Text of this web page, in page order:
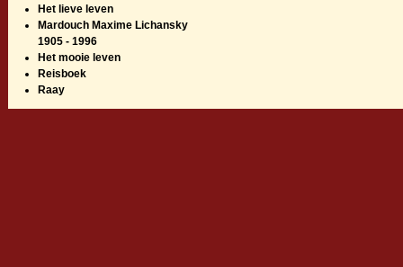
Het lieve leven
Mardouch Maxime Lichansky
1905 - 1996
Het mooie leven
Reisboek
Raay